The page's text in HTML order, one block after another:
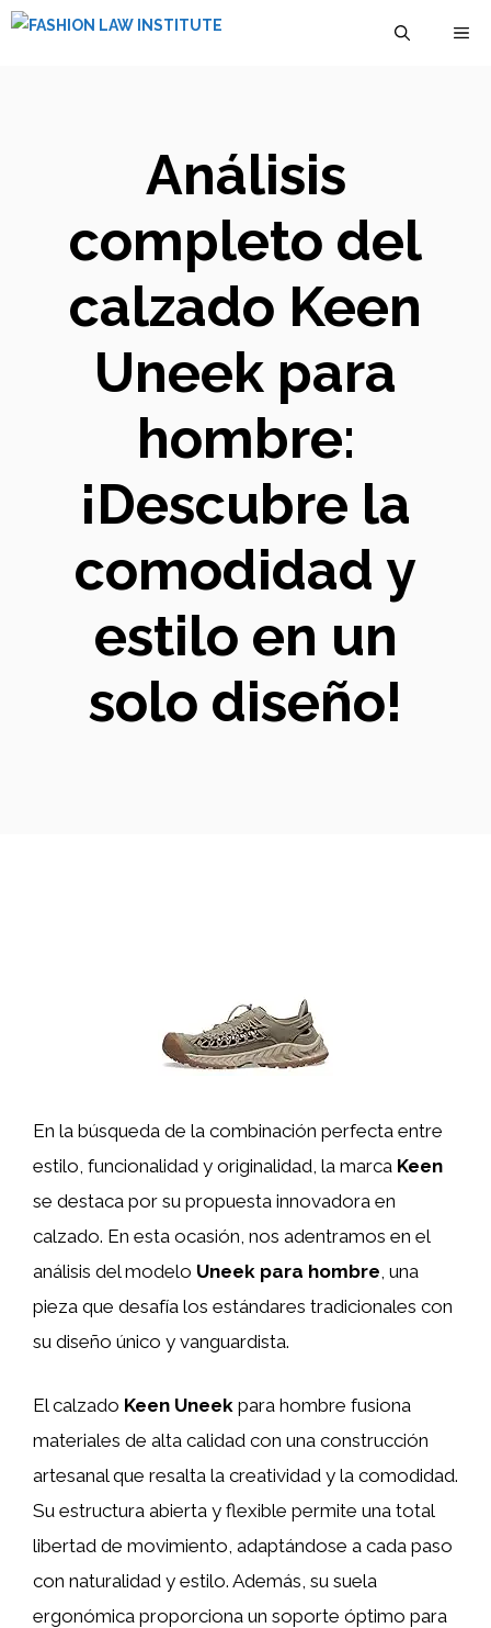
Saltar
Análisis
completo del
calzado Keen
Uneek para
hombre:
¡Descubre la
comodidad y
estilo en un
solo diseño!
En la búsqueda de la combinación perfecta entre
estilo, funcionalidad y originalidad, la marca Keen
se destaca por su propuesta innovadora en
calzado. En esta ocasión, nos adentramos en el
análisis del modelo Uneek para hombre, una
pieza que desafía los estándares tradicionales con
su diseño único y vanguardista.
El calzado Keen Uneek para hombre fusiona
materiales de alta calidad con una construcción
artesanal que resalta la creatividad y la comodidad.
Su estructura abierta y flexible permite una total
libertad de movimiento, adaptándose a cada paso
con naturalidad y estilo. Además, su suela
ergonómica proporciona un soporte óptimo para